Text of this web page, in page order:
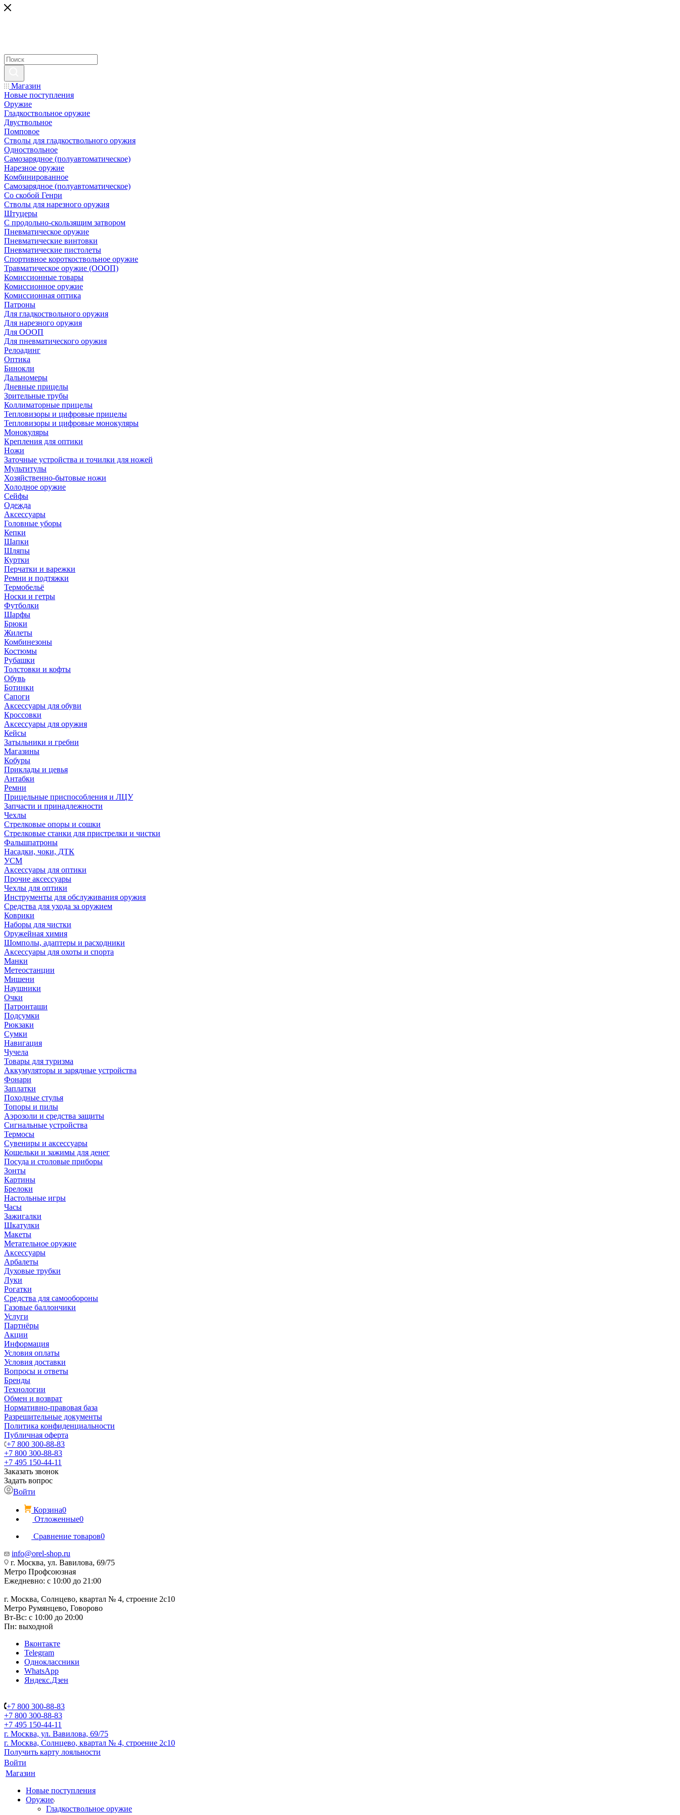
Магазин
Новые поступления
Оружие
Гладкоствольное оружие
Двуствольное
Помповое
Стволы для гладкоствольного оружия
Одноствольное
Самозарядное (полуавтоматическое)
Нарезное оружие
Комбинированное
Самозарядное (полуавтоматическое)
Со скобой Генри
Стволы для нарезного оружия
Штуцеры
С продольно-скользящим затвором
Пневматическое оружие
Пневматические винтовки
Пневматические пистолеты
Спортивное короткоствольное оружие
Травматическое оружие (ОООП)
Комиссионные товары
Комиссионное оружие
Комиссионная оптика
Патроны
Для гладкоствольного оружия
Для нарезного оружия
Для ОООП
Для пневматического оружия
Релоадинг
Оптика
Бинокли
Дальномеры
Дневные прицелы
Зрительные трубы
Коллиматорные прицелы
Тепловизоры и цифровые прицелы
Тепловизоры и цифровые монокуляры
Монокуляры
Крепления для оптики
Ножи
Заточные устройства и точилки для ножей
Мультитулы
Хозяйственно-бытовые ножи
Холодное оружие
Сейфы
Одежда
Аксессуары
Головные уборы
Кепки
Шапки
Шляпы
Куртки
Перчатки и варежки
Ремни и подтяжки
Термобельё
Носки и гетры
Футболки
Шарфы
Брюки
Жилеты
Комбинезоны
Костюмы
Рубашки
Толстовки и кофты
Обувь
Ботинки
Сапоги
Аксессуары для обуви
Кроссовки
Аксессуары для оружия
Кейсы
Затыльники и гребни
Магазины
Кобуры
Приклады и цевья
Антабки
Ремни
Прицельные приспособления и ЛЦУ
Запчасти и принадлежности
Чехлы
Стрелковые опоры и сошки
Стрелковые станки для пристрелки и чистки
Фальшпатроны
Насадки, чоки, ДТК
УСМ
Аксессуары для оптики
Прочие аксессуары
Чехлы для оптики
Инструменты для обслуживания оружия
Средства для ухода за оружием
Коврики
Наборы для чистки
Оружейная химия
Шомполы, адаптеры и расходники
Аксессуары для охоты и спорта
Манки
Метеостанции
Мишени
Наушники
Очки
Патронташи
Подсумки
Рюкзаки
Сумки
Навигация
Чучела
Товары для туризма
Аккумуляторы и зарядные устройства
Фонари
Заплатки
Походные стулья
Топоры и пилы
Аэрозоли и средства защиты
Сигнальные устройства
Термосы
Сувениры и аксессуары
Кошельки и зажимы для денег
Посуда и столовые приборы
Зонты
Картины
Брелоки
Настольные игры
Часы
Зажигалки
Шкатулки
Макеты
Метательное оружие
Аксессуары
Арбалеты
Духовые трубки
Луки
Рогатки
Средства для самообороны
Газовые баллончики
Услуги
Партнёры
Акции
Информация
Условия оплаты
Условия доставки
Вопросы и ответы
Бренды
Технологии
Обмен и возврат
Нормативно-правовая база
Разрешительные документы
Политика конфиденциальности
Публичная оферта
+7 800 300-88-83
+7 800 300-88-83
+7 495 150-44-11
Заказать звонок
Задать вопрос
Войти
Корзина0
Отложенные0
Сравнение товаров0
info@orel-shop.ru
г. Москва, ул. Вавилова, 69/75
Метро Профсоюзная
Ежедневно: с 10:00 до 21:00
г. Москва, Солнцево, квартал № 4, строение 2с10
Метро Румянцево, Говорово
Вт-Вс: с 10:00 до 20:00
Пн: выходной
Вконтакте
Telegram
Одноклассники
WhatsApp
Яндекс.Дзен
+7 800 300-88-83
+7 800 300-88-83
+7 495 150-44-11
г. Москва, ул. Вавилова, 69/75
г. Москва, Солнцево, квартал № 4, строение 2с10
Получить карту лояльности
Войти
Магазин
Новые поступления
Оружие
Гладкоствольное оружие